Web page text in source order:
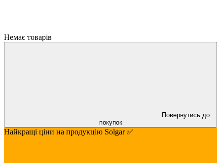
Немає товарів
Повернутись до
покупок
Найкращі ціни на продукцію Solgar ✅